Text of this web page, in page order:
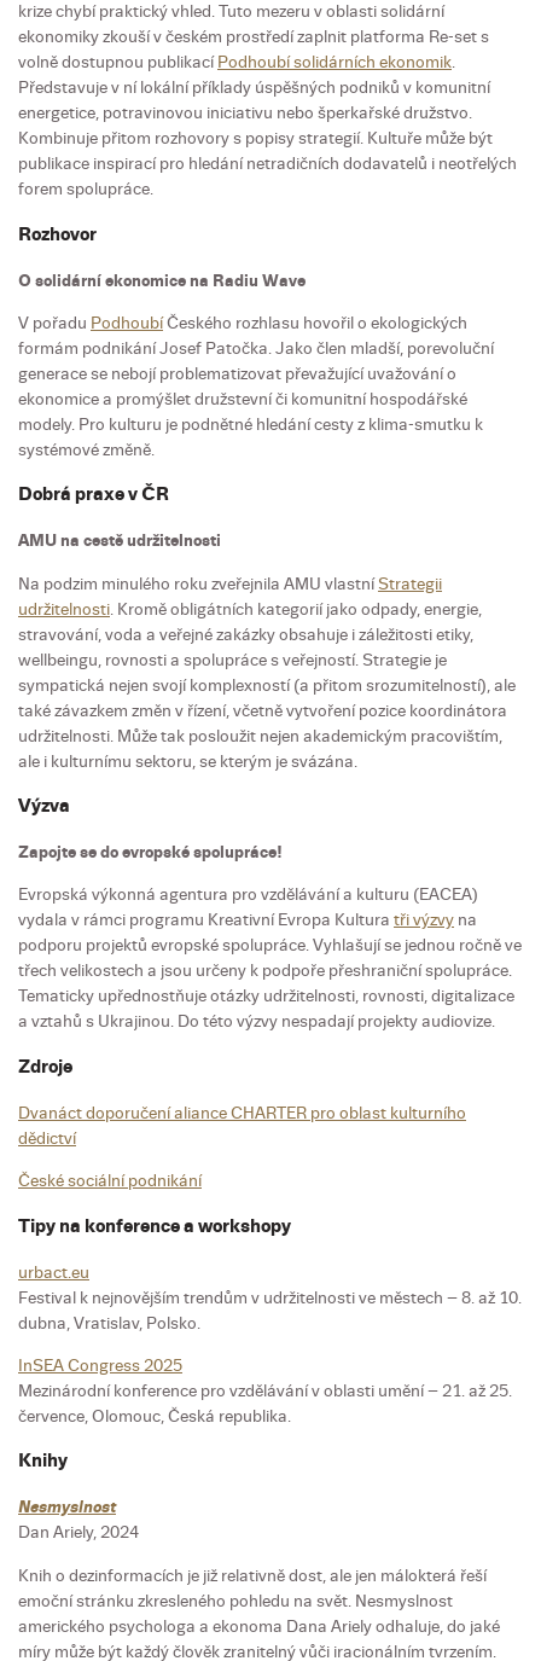
krize chybí praktický vhled. Tuto mezeru v oblasti solidární
ekonomiky zkouší v českém prostředí zaplnit platforma Re-set s
volně dostupnou publikacíPodhoubí solidárních ekonomik.
Představuje v ní lokální příklady úspěšných podniků v komunitní
energetice, potravinovou iniciativu nebo šperkařské družstvo.
Kombinuje přitom rozhovory s popisy strategií. Kultuře může být
publikace inspirací pro hledání netradičních dodavatelů i neotřelých
forem spolupráce.
Rozhovor
O solidární ekonomice na Radiu Wave
V pořadu PodhoubíČeského rozhlasu hovořil o ekologických
formám podnikání Josef Patočka. Jako člen mladší, porevoluční
generace se nebojí problematizovat převažující uvažování o
ekonomice a promýšlet družstevní či komunitní hospodářské
modely. Pro kulturu je podnětné hledání cesty z klima-smutku k
systémové změně.
Dobrá praxe v ČR
AMU na cestě udržitelnosti
Na podzim minulého roku zveřejnila AMU vlastníStrategii
udržitelnosti. Kromě obligátních kategorií jako odpady, energie,
stravování, voda a veřejné zakázky obsahuje i záležitosti etiky,
wellbeingu, rovnosti a spolupráce s veřejností. Strategie je
sympatická nejen svojí komplexností (a přitom srozumitelností), ale
také závazkem změn v řízení, včetně vytvoření pozice koordinátora
udržitelnosti. Může tak posloužit nejen akademickým pracovištím,
ale i kulturnímu sektoru, se kterým je svázána.
Výzva
Zapojte se do evropské spolupráce!
Evropská výkonná agentura pro vzdělávání a kulturu (EACEA)
vydala v rámci programu Kreativní Evropa Kultura tři výzvy na
podporu projektů evropské spolupráce. Vyhlašují se jednou ročně ve
třech velikostech a jsou určeny k podpoře přeshraniční spolupráce.
Tematicky upřednostňuje otázky udržitelnosti, rovnosti, digitalizace
a vztahů s Ukrajinou. Do této výzvy nespadají projekty audiovize.
Zdroje
Dvanáct doporučení aliance CHARTER pro oblast kulturního
dědictví
České sociální podnikání
Tipy na konference a workshopy
urbact.eu
Festival k nejnovějším trendům v udržitelnosti ve městech – 8. až 10.
dubna, Vratislav, Polsko.
InSEA Congress 2025
Mezinárodní konference pro vzdělávání v oblasti umění – 21. až 25.
července, Olomouc, Česká republika.
Knihy
Nesmyslnost
Dan Ariely, 2024
Knih o dezinformacích je již relativně dost, ale jen málokterá řeší
emoční stránku zkresleného pohledu na svět. Nesmyslnost
amerického psychologa a ekonoma Dana Ariely odhaluje, do jaké
míry může být každý člověk zranitelný vůči iracionálním tvrzením.